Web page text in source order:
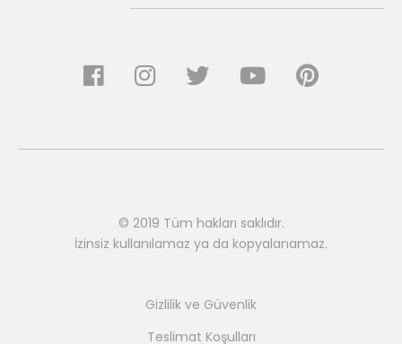
MİNİMALİST OTEL TİPİ ÇAY TEŞHİR STANDI
© 2019 Tüm hakları saklıdır.
İzinsiz kullanılamaz ya da kopyalanamaz.
Gizlilik ve Güvenlik
Teslimat Koşulları